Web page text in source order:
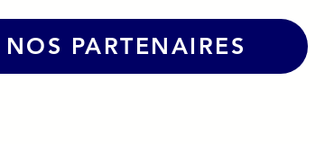
NOS PARTENAIRES